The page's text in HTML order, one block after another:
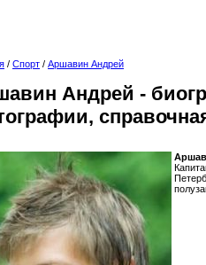
/ Спорт / Аршавин Андрей
Андрей -